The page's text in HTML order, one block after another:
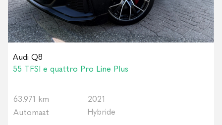
Audi Q8
55 TFSI e quattro Pro Line Plus
63.971 km
2021
Automaat
Hybride